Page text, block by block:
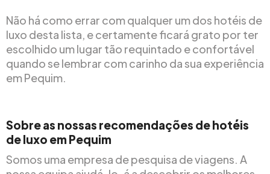
Não há como errar com qualquer um dos hotéis de
luxo desta lista, e certamente ficará grato por ter
escolhido um lugar tão requintado e confortável
quando se lembrar com carinho da sua experiência
em Pequim.
Sobre as nossas recomendações de hotéis
de luxo em Pequim
Somos uma empresa de pesquisa de viagens. A